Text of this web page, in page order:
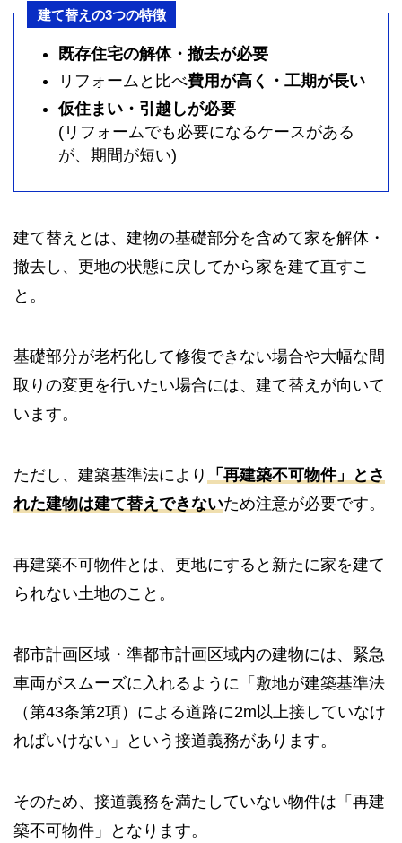
建て替えの3つの特徴
既存住宅の解体・撤去が必要
リフォームと比べ費用が高く・工期が長い
仮住まい・引越しが必要
(リフォームでも必要になるケースがある
が、期間が短い)
建て替えとは、建物の基礎部分を含めて家を解体・
撤去し、更地の状態に戻してから家を建て直すこ
と。
基礎部分が老朽化して修復できない場合や大幅な間
取りの変更を行いたい場合には、建て替えが向いて
います。
ただし、建築基準法により
「再建築不可物件」とさ
れた建物は建て替えできないため注意が必要です。
再建築不可物件とは、更地にすると新たに家を建て
られない土地のこと。
都市計画区域・準都市計画区域内の建物には、緊急
車両がスムーズに入れるように「敷地が建築基準法
（第43条第2項）による道路に2m以上接していなけ
ればいけない」という接道義務があります。
そのため、接道義務を満たしていない物件は「再建
築不可物件」となります。